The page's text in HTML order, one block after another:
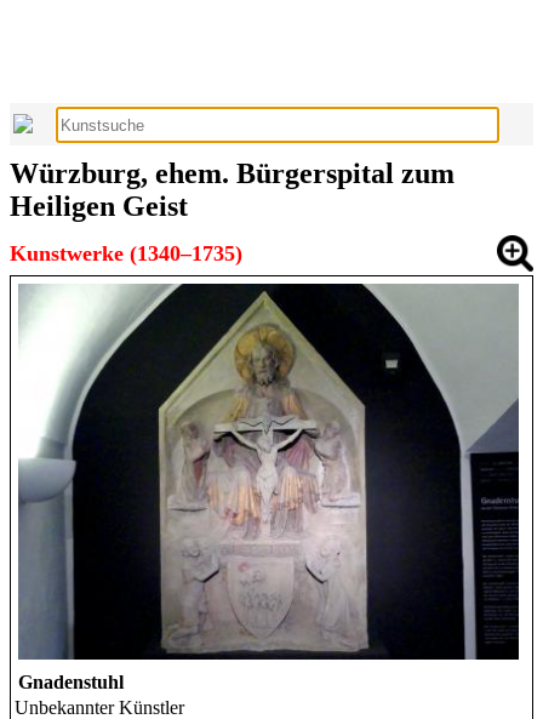
Würzburg, ehem. Bürgerspital zum
Heiligen Geist
Kunstwerke (1340–1735)
Gnadenstuhl
Unbekannter Künstler